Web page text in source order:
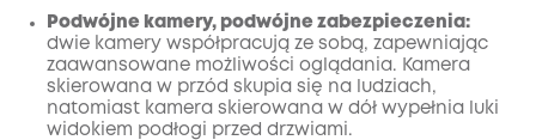
Wyłączony
Kod:
KOPIA
Podwójne kamery, podwójne zabezpieczenia:
dwie kamery współpracują ze sobą, zapewniając
zaawansowane możliwości oglądania. Kamera
skierowana w przód skupia się na ludziach,
natomiast kamera skierowana w dół wypełnia luki
widokiem podłogi przed drzwiami.